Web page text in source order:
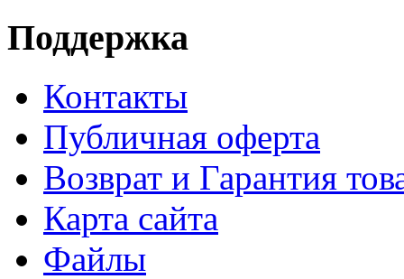
Поддержка
Контакты
Публичная оферта
Возврат и Гарантия
Карта сайта
Файлы